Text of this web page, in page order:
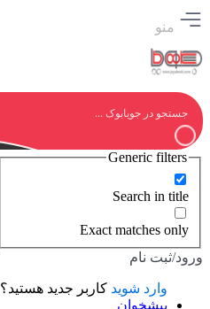
منو
Generic filters
Search in title
Exact matches only
ورود/ثبت نام
وارد شوید کاربر جدید هستید؟
پیشخوان